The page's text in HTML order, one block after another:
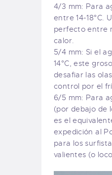
4/3 mm: Para
entre 14-18°C.
perfecto entre
calor.
5/4 mm: Si el
14°C, este
desafiar las
control por el
6/5 mm: Para
(por debajo de
es el
expedición al
para los
valientes (o